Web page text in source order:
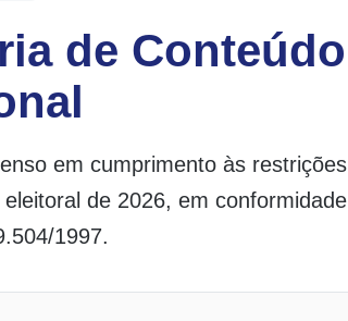
de Conteúdo
em cumprimento às restrições
de 2026, em conformidade
1997.